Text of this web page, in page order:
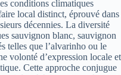
conditions climatiques
local distinct, éprouvé dans
décennies. La diversité
sauvignon blanc, sauvignon
telles que l’alvarinho ou le
volonté d’expression locale et
Cette approche conjugue